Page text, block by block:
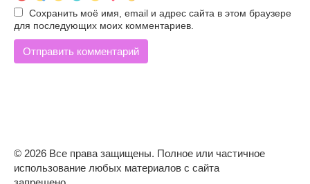
Сохранить моё имя, email и адрес сайта в этом браузере
для последующих моих комментариев.
© 2026 Все права защищены. Полное или частичное
использование любых материалов с сайта